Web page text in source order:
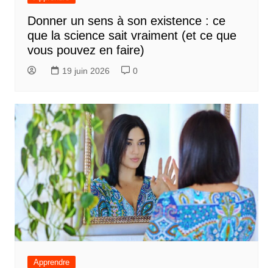
Donner un sens à son existence : ce
que la science sait vraiment (et ce que
vous pouvez en faire)
19 juin 2026 0
Apprendre